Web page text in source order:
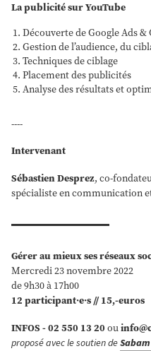
La publicité sur YouTube
Découverte de Google Ads
Gestion de l’audience, du
Techniques de ciblage
Placement des publicités
Analyse des résultats et
----
Intervenant
Sébastien Desprez, co-
spécialiste en communication
Gérer au mieux ses réseaux
Mercredi 23 novembre 2022
de 9h30 à 17h00
12 participant·e·s // 15,-euros
INFOS - 02 550 13 20 ou
proposé avec le soutien de